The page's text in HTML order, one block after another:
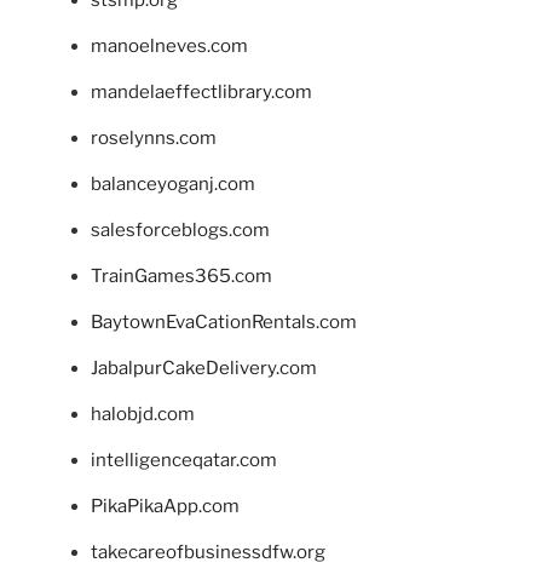
manoelneves.com
mandelaeffectlibrary.com
roselynns.com
balanceyoganj.com
salesforceblogs.com
TrainGames365.com
BaytownEvaCationRentals.com
JabalpurCakeDelivery.com
halobjd.com
intelligenceqatar.com
PikaPikaApp.com
takecareofbusinessdfw.org